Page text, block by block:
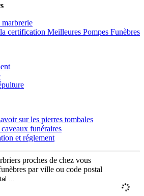
marbrerie
certification Meilleures Pompes Funèbres
sur les pierres tombales
funéraires
et réglement
proches de chez vous
par ville ou code postal